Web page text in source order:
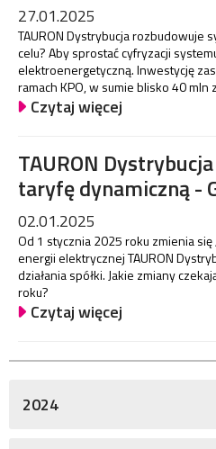
27.01.2025
TAURON Dystrybucja rozbudowuje
celu? Aby sprostać cyfryzacji
elektroenergetyczną. Inwestycję
ramach KPO, w sumie blisko 40 mln
Czytaj więcej
TAURON
taryfę dynamiczną -
02.01.2025
Od 1 stycznia 2025 roku zmienia się
energii elektrycznej TAURON
działania spółki. Jakie zmiany
roku?
Czytaj więcej
2024